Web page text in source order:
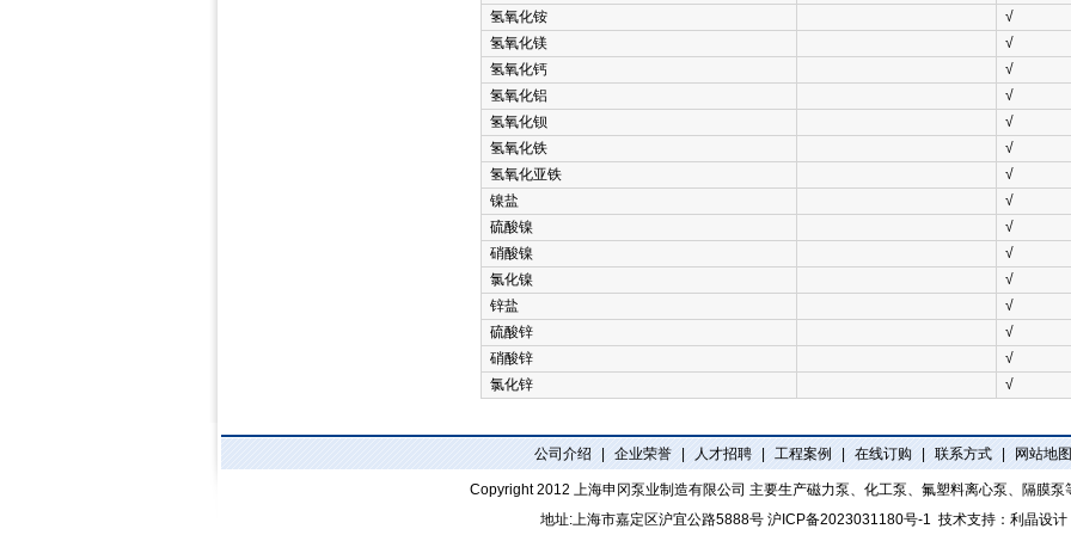
氢氧化铵
√
氢氧化镁
√
氢氧化钙
√
氢氧化铝
√
氢氧化钡
√
氢氧化铁
√
氢氧化亚铁
√
镍盐
√
硫酸镍
√
硝酸镍
√
氯化镍
√
锌盐
√
硫酸锌
√
硝酸锌
√
氯化锌
√
公司介绍 企业荣誉 人才招聘 工程案例 在线订购 联系方式 网站地图
Copyright 2012 上海申冈泵业制造有限公司 主要生产磁力泵、化工泵、氟塑料离心泵、隔膜泵
地址:上海市嘉定区沪宜公路5888号 沪ICP备2023031180号-1 技术支持： 利晶设计